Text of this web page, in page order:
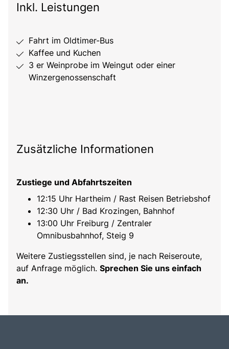
Inkl. Leistungen
Fahrt im Oldtimer-Bus
Kaffee und Kuchen
3 er Weinprobe im Weingut oder einer
Winzergenossenschaft
Zusätzliche Informationen
Zustiege und Abfahrtszeiten
12:15 Uhr Hartheim / Rast Reisen Betriebshof
12:30 Uhr / Bad Krozingen, Bahnhof
13:00 Uhr Freiburg / Zentraler
Omnibusbahnhof, Steig 9
Weitere Zustiegsstellen sind, je nach Reiseroute,
auf Anfrage möglich. Sprechen Sie uns einfach
an.